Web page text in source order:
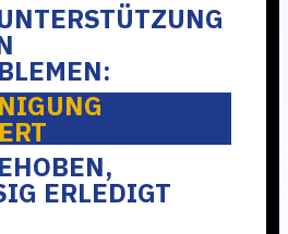
ERLEDIGT